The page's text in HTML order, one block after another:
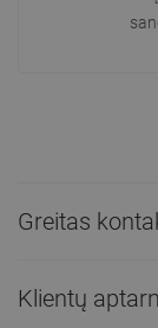
Greitas
Klientų